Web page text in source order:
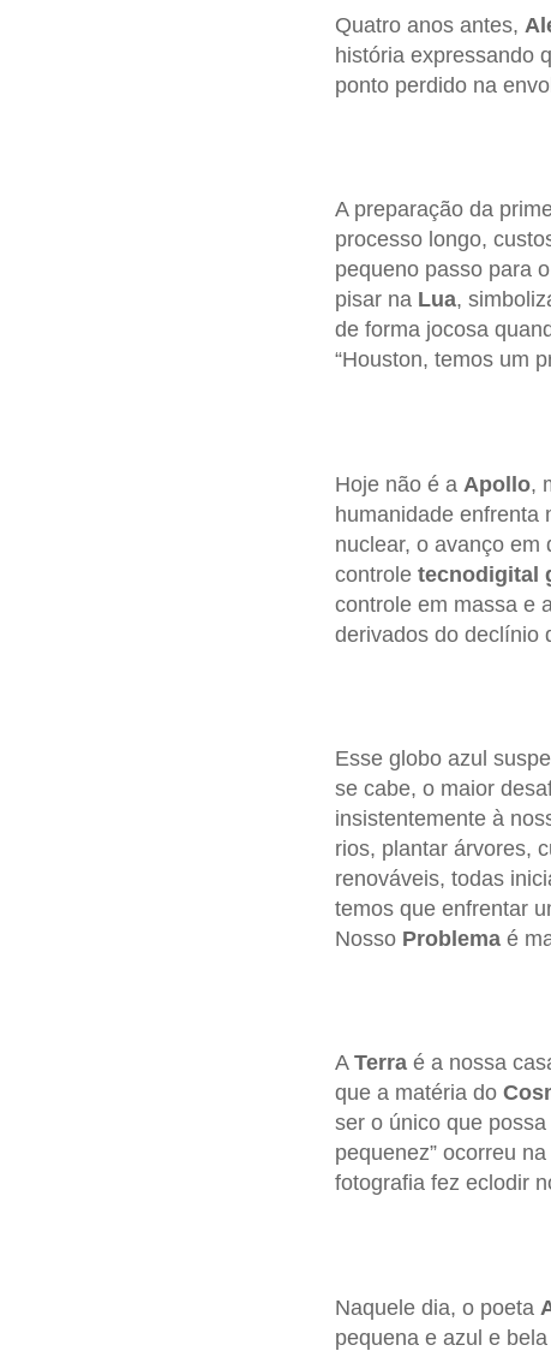
Quatro anos antes,
história expressando
ponto perdido na
A preparação da
processo longo,
pequeno passo para
pisar na Lua,
de forma jocosa
“Houston, temos um
Hoje não é a Apollo,
humanidade enfrenta
nuclear, o avanço em
controle tecnodigital
controle em massa e
derivados do declínio
Esse globo azul
se cabe, o maior
insistentemente à
rios, plantar árvores,
renováveis, todas
temos que enfrentar
Nosso Problemaé
A Terraé a nossa
que a matéria do
ser o único que
pequenez” ocorreu
fotografia fez eclodir
Naquele dia, o poeta
pequena e azul e